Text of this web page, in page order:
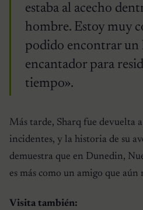
estaba al acecho
hombre. Estoy muy
podido encontrar un
encantador para
tiempo».
Más tarde, Sharq fue devuelta
incidentes, y la historia de su
demuestra que en Dunedin,
es más como un amigo que aún
Visita también: